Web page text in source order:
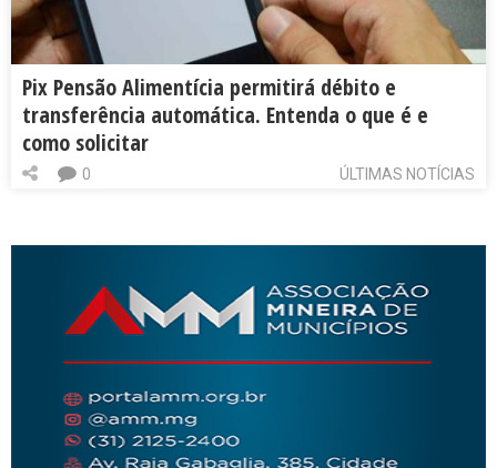
Pix Pensão Alimentícia permitirá débito e
transferência automática. Entenda o que é e
como solicitar
ÚLTIMAS NOTÍCIAS
0